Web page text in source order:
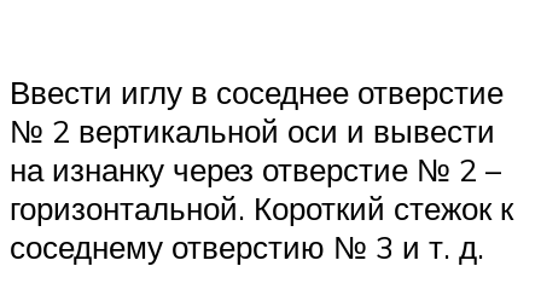
Ввести иглу в соседнее отверстие
№ 2 вертикальной оси и вывести
на изнанку через отверстие № 2 –
горизонтальной. Короткий стежок к
соседнему отверстию № 3 и т. д.